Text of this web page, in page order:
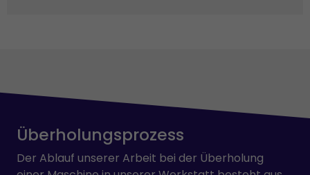
Überholungsprozess
Der Ablauf unserer Arbeit bei der Überholung